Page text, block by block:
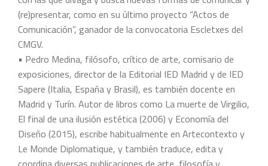
(re)presentar, como en su último proyecto “Actos de
Comunicación”, ganador de la convocatoria Escletxes del
CMGV.
• Pedro Medina, filósofo, crítico de arte, comisario de
exposiciones, director de la Editorial IED Madrid y de IED
Sapere (Italia, España y Brasil), es también docente en
Madrid y Turín. Autor de libros como La muerte de Virgilio,
El final de una ilusión estética (2006) y Economía del
Diseño (2015), escribe habitualmente en Artecontexto y
Le Monde Diplomatique, y también traduce, edita y